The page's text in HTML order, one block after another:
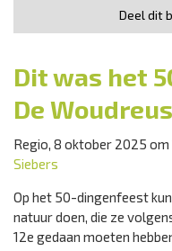
Deel dit
Dit was het
De Woudreus
Regio, 8 oktober 2025 om
Siebers
Op het 50-dingenfeest
natuur doen, die ze
12e gedaan moeten